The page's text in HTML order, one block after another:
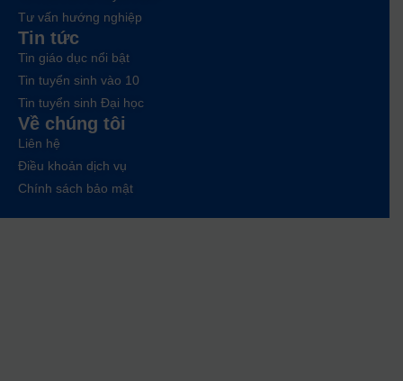
Tư vấn hướng nghiệp
Tin tức
Tin giáo dục nổi bật
Tin tuyển sinh vào 10
Tin tuyển sinh Đại học
Về chúng tôi
Liên hệ
Điều khoản dịch vụ
Chính sách bảo mật